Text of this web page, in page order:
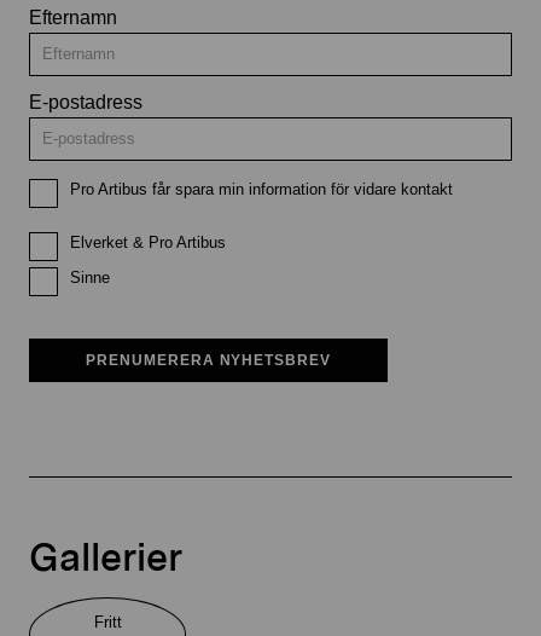
Efternamn
E-postadress
Pro Artibus får spara min information för vidare kontakt
Elverket & Pro Artibus
Sinne
PRENUMERERA NYHETSBREV
Gallerier
Fritt